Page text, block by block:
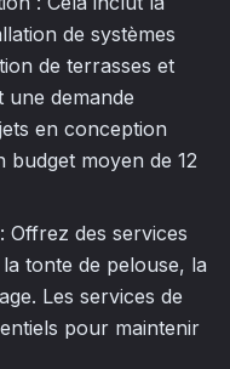
de systèmes
de terrasses et
une demande
en conception
moyen de 12
Offrez des services
tonte de pelouse, la
Les services de
pour maintenir